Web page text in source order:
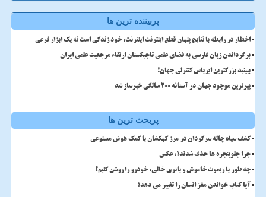
پربیننده ترین ها
اخطار در رابطه با نتایج پنهان قطع اینترنت اینترنت، خود زندگی است نه یک ابزار فرعی
برگرداندن زبان فارسی به فضای علمی تاجیکستان ارتقاء مرجعیت علمی ایران
ببینید بزرگترین ایرباس کنترلی جهان!
پیرترین موجود جهان در آستانه ۲۰۰ سالگی خبرساز شد
پربحث ترین ها
کشف سیاه چاله سرگردان در مرز کهکشان با کمک هوش مصنوعی
چرا جلوپنجره ها حذف شدند؟، عکس
چه طور با ریموت خاموش و باتری خالی، خودرو را روشن کنیم؟
آیا کتاب خواندن مغز انسان را تغییر می دهد؟